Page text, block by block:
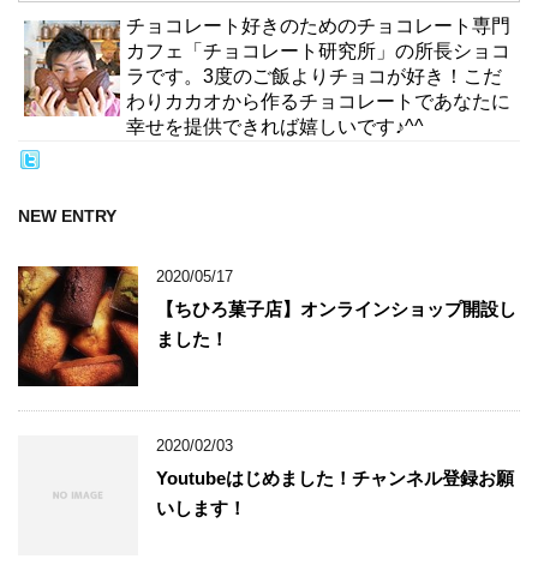
チョコレート好きのためのチョコレート専門
カフェ「チョコレート研究所」の所長ショコ
ラです。3度のご飯よりチョコが好き！こだ
わりカカオから作るチョコレートであなたに
幸せを提供できれば嬉しいです♪^^
NEW ENTRY
2020/05/17
【ちひろ菓子店】オンラインショップ開設し
ました！
2020/02/03
Youtubeはじめました！チャンネル登録お願
いします！